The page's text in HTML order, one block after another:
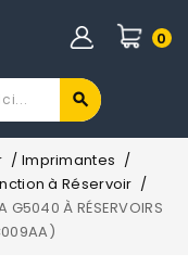
0
Imprimantes
à Réservoir
G5040 À RÉSERVOIRS